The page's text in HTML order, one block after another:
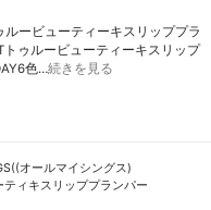
ービューティーキスリッププラ
トゥルービューティーキスリップ
色…続きを見る
オールマイシングス)
ティキスリッププランパー